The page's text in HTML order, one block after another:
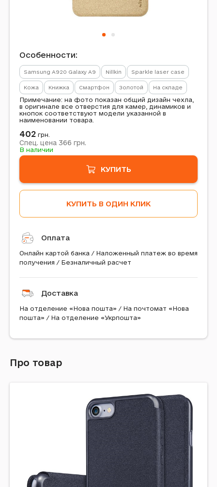
Особенности:
Samsung A920 Galaxy A9 Nillkin Sparkle laser case
Кожа Книжка Смартфон Золотой На складе
Примечание: на фото показан общий дизайн чехла,
в оригинале все отверстия для камер, динамиков и
кнопок соответствуют модели указанной в
наименовании товара.
402 грн.
Спец. цена 366 грн.
В наличии
КУПИТЬ
КУПИТЬ В ОДИН КЛИК
Оплата
Онлайн картой банка / Наложенный платеж во время
получения / Безналичный расчет
Доставка
На отделение «Нова пошта» / На почтомат «Нова
пошта» / На отделение «Укрпошта»
Про товар